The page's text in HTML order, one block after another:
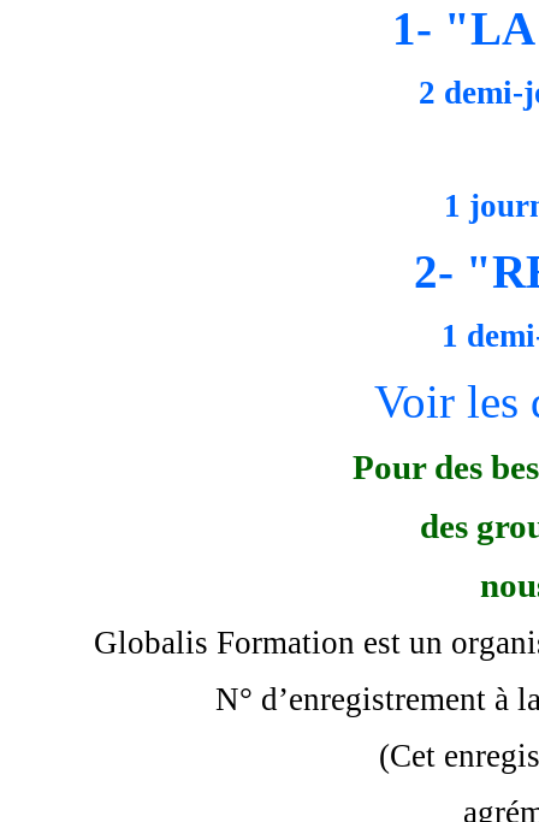
1-
2 demi-
1
2-
1
Voir les
Pour des
des
Globalis Formation est un
N° d’enregistrement à
(Cet